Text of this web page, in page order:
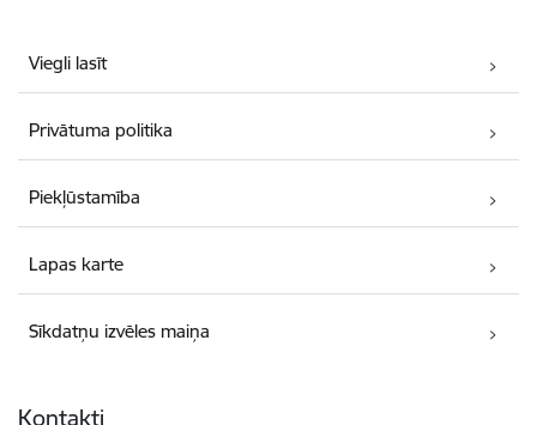
Viegli lasīt
Privātuma politika
Piekļūstamība
Lapas karte
Sīkdatņu izvēles maiņa
Kontakti